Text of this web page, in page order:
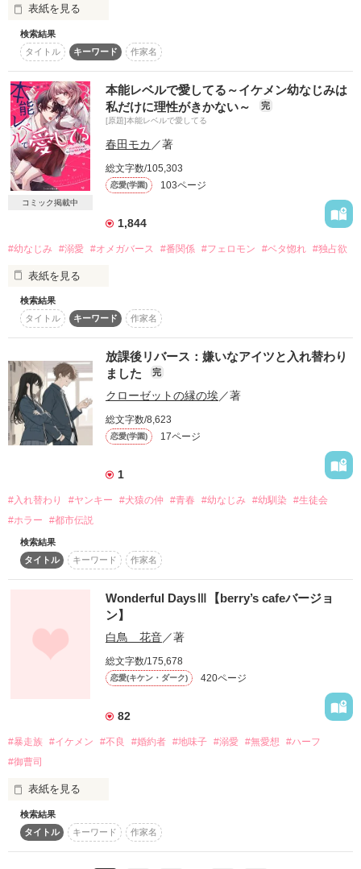
表紙を見る
あなたが普通の人でも、たとえ雲の上の人でも……。
どんな君でも愛してる。
お前とは違う世界の人間なんて、俺は思わない。
どんな俺でも愛して欲しい。
会員制ラウンジのピアニスト
相嶋　瑠璃(あいじま　るり)通称ルリー
×
バーテンダー兼コンサルティング会社社長
東雲　響介(しののめ　きょうすけ)通称キョウ
お互いの素性を知らない二人。
普通なら決して交わることのない二人の人生が交わった時、
二人は永遠の愛を手に入れる。
作品を読む
検索結果
タイトル
キーワード 作家名
コミック掲載中
本能レベルで愛してる～イケメン幼なじみは
私だけに理性がきかない～
完
[原題]本能レベルで愛してる
春田モカ ／著
総文字数/105,303
恋愛(学園) 103ページ
1,844
#幼なじみ #溺愛 #オメガバース #番関係 #フェロモン #ベタ惚れ #独占欲
表紙を見る
ただの幼なじみだった関係は、
私の誕生日に、突然変わってしまった。
「俺と“番”（つがい）になる？　千帆」
「え……？」
「本当はこんな形で、言いたくなかったけど」
ワケあって、超クール男子のモテ幼なじみに、
特殊な体質の私たちは、どうやらフェロモンによって強烈に惹
かれあい、発情してしまう……らしい。
「十回キスしたら強制的に番関係になれるらしいよ」
「え⁉︎  まっ、待って紫音……！」
「待たない。もうそんな余裕ない」
自分は凡人だと思っていた鈍感女子
花山　千帆（はなやま　ちほ）
千帆にしか興味がない、何もかも完璧なクール男子
伊集院　紫音（いじゅういん　しおん）
それとも……？
「本能とか関係なしに、千帆にしか欲情しないから」
理性と本能が交差する、刺激的な幼なじみラブ！
検索結果
タイトル
キーワード 作家名
放課後リバース：嫌いなアイツと入れ替わり
ました
完
クローゼットの縁の埃／著
総文字数/8,623
恋愛(学園) 17ページ
1
#入れ替わり #ヤンキー #犬猿の仲 #青春 #幼なじみ #幼馴染
#生徒会
#ホラー
#都市伝説
検索結果
タイトル
キーワード 作家名
Wonderful DaysⅢ【berry’s cafeバージョ
ン】
白鳥 花音／著
総文字数/175,678
恋愛(キケン・ダーク) 420ページ
82
#暴走族 #イケメン #不良 #婚約者 #地味子 #溺愛 #無愛想
#ハーフ
#御曹司
表紙を見る
検索結果
タイトル
キーワード 作家名